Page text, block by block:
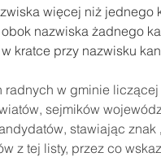
więcej niż jednego
nazwiska żadnego
kratce przy nazwisku
radnych w gminie
sejmików
stawiając znak
z tej listy, przez co